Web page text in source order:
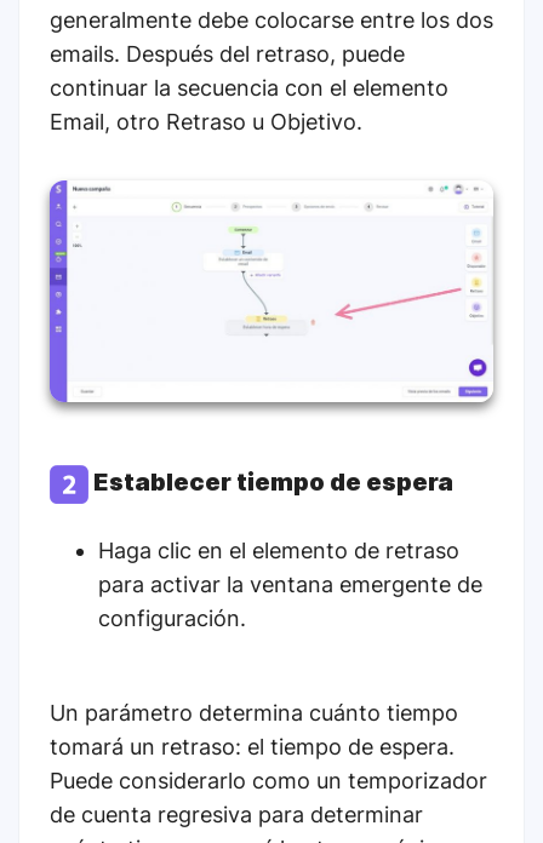
generalmente debe colocarse entre los dos
emails. Después del retraso, puede
continuar la secuencia con el elemento
Email, otro Retraso u Objetivo.
Establecer tiempo de espera
Haga clic en el elemento de retraso
para activar la ventana emergente de
configuración.
Un parámetro determina cuánto tiempo
tomará un retraso: el tiempo de espera.
Puede considerarlo como un temporizador
de cuenta regresiva para determinar